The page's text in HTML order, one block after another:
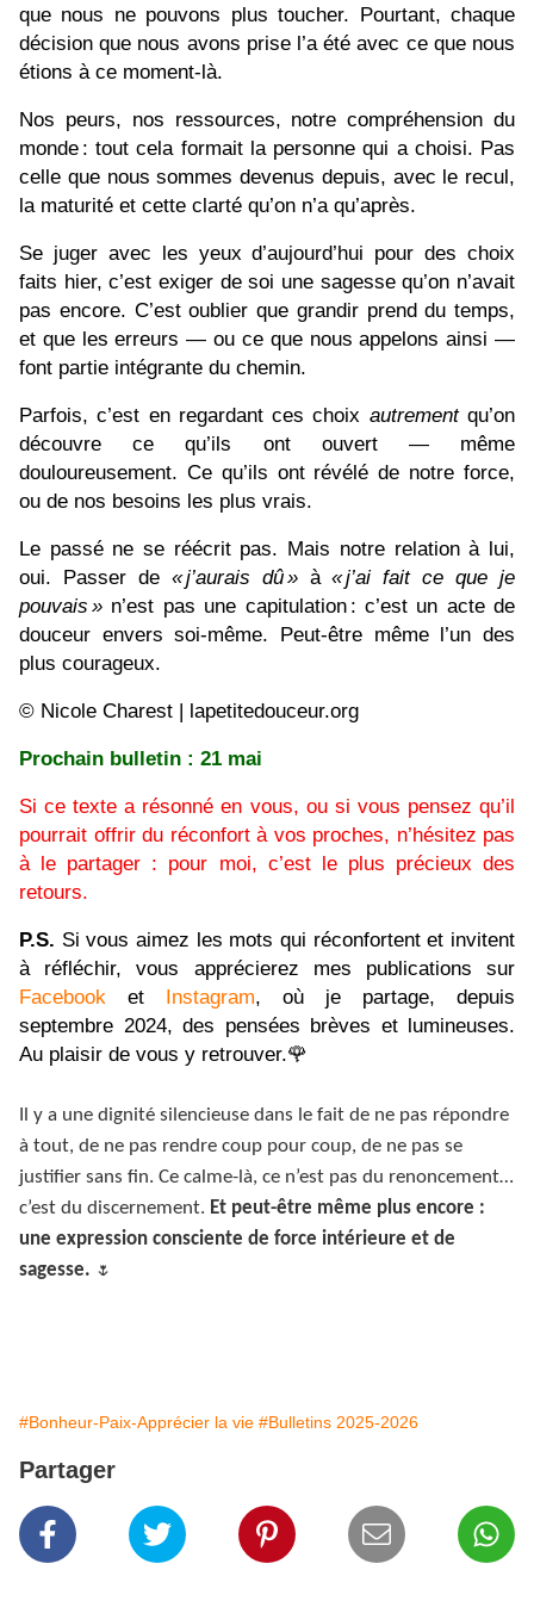
que nous ne pouvons plus toucher. Pourtant, chaque
décision que nous avons prise l’a été avec ce que nous
étions à ce moment‑là.
Nos peurs, nos ressources, notre compréhension du
monde : tout cela formait la personne qui a choisi. Pas
celle que nous sommes devenus depuis, avec le recul,
la maturité et cette clarté qu’on n’a qu’après.
Se juger avec les yeux d’aujourd’hui pour des choix
faits hier, c’est exiger de soi une sagesse qu’on n’avait
pas encore. C’est oublier que grandir prend du temps,
et que les erreurs — ou ce que nous appelons ainsi —
font partie intégrante du chemin.
Parfois, c’est en regardant ces choix autrementqu’on
découvre ce qu’ils ont ouvert — même
douloureusement. Ce qu’ils ont révélé de notre force,
ou de nos besoins les plus vrais.
Le passé ne se réécrit pas. Mais notre relation à lui,
oui. Passer de «j’aurais dû»à«j’ai fait ce que je
pouvais » n’est pas une capitulation : c’est un acte de
douceur envers soi‑même. Peut‑être même l’un des
plus courageux.
© Nicole Charest | lapetitedouceur.org
Prochain bulletin : 21 mai
Si ce texte a résonné en vous, ou si vous pensez qu’il
pourrait offrir du réconfort à vos proches, n’hésitez pas
à le partager : pour moi, c’est le plus précieux des
retours.
P.S. Si vous aimez les mots qui réconfortent et invitent
à réfléchir, vous apprécierez mes publications sur
Facebook et Instagram, où je partage, depuis
septembre 2024, des pensées brèves et lumineuses.
Au plaisir de vous y retrouver.🌹
Il y a une dignité silencieuse dans le fait de ne pas répondre
à tout, de ne pas rendre coup pour coup, de ne pas se
justifier sans fin. Ce calme-là, ce n’est pas du renoncement…
c’est du discernement. Et peut-être même plus encore :
une expression consciente de force intérieure et de
sagesse. 🌷
#Bonheur-Paix-Apprécier la vie #Bulletins 2025-2026
Partager